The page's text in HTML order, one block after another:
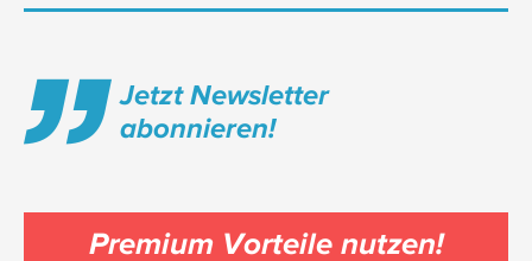
Jetzt Newsletter
abonnieren!
Premium Vorteile nutzen!